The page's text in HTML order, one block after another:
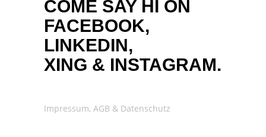
COME SAY HI ON
FACEBOOK,
LINKEDIN,
XING & INSTAGRAM.
Impressum, AGB & Datenschutz